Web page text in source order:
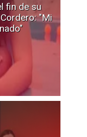
fin de su
"Mi